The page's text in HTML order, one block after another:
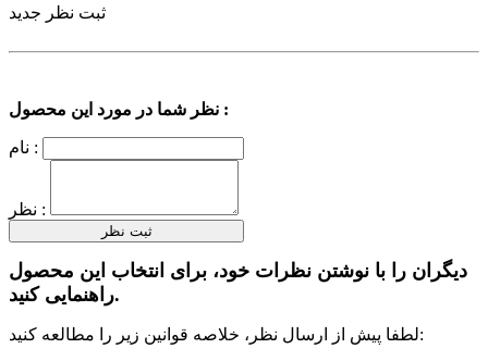
ثبت نظر جدید
نظر شما در مورد این محصول :
نام :
نظر :
دیگران را با نوشتن نظرات خود، برای انتخاب این محصول
راهنمایی کنید.
لطفا پیش از ارسال نظر، خلاصه قوانین زیر را مطالعه کنید: